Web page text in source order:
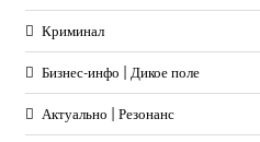
Криминал
Бизнес-инфо | Дикое поле
Актуально | Резонанс